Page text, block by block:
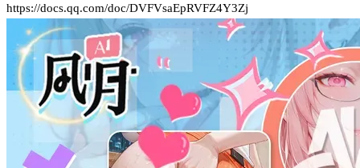
https://docs.qq.com/doc/DVFVsaEpRVFZ4Y3Zj